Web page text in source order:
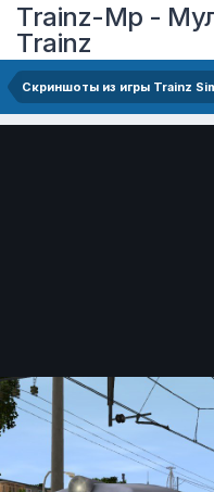
Trainz-Mp -
Trainz
Скриншоты из игры Trainz